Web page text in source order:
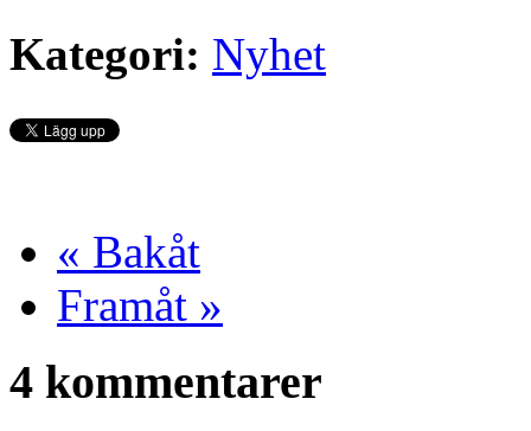
Kategori: Nyhet
« Bakåt
Framåt »
4 kommentarer